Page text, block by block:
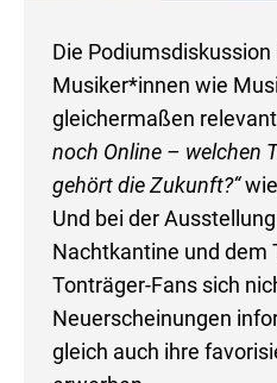
Die
Musiker*innen wie
gleichermaßen
noch Online – welchen
gehört die Zukunft?“
Und bei der
Nachtkantine und dem
Tonträger-Fans sich
Neuerscheinungen
gleich auch ihre